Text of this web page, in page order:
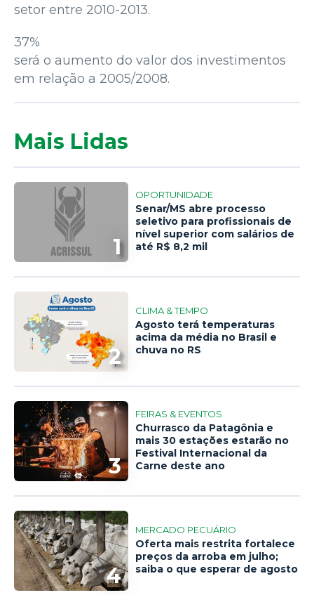
setor entre 2010-2013.
37%
será o aumento do valor dos investimentos
em relação a 2005/2008.
Mais Lidas
1
OPORTUNIDADE
Senar/MS abre processo
seletivo para profissionais de
nível superior com salários de
até R$ 8,2 mil
2
CLIMA & TEMPO
Agosto terá temperaturas
acima da média no Brasil e
chuva no RS
3
FEIRAS & EVENTOS
Churrasco da Patagônia e
mais 30 estações estarão no
Festival Internacional da
Carne deste ano
4
MERCADO PECUÁRIO
Oferta mais restrita fortalece
preços da arroba em julho;
saiba o que esperar de agosto